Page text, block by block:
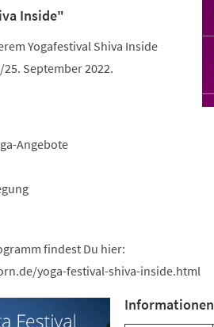
Inside"
Yogafestival Shiva Inside
September 2022.
Angebote
findest Du hier:
yoga-festival-shiva-inside.html
Informationen